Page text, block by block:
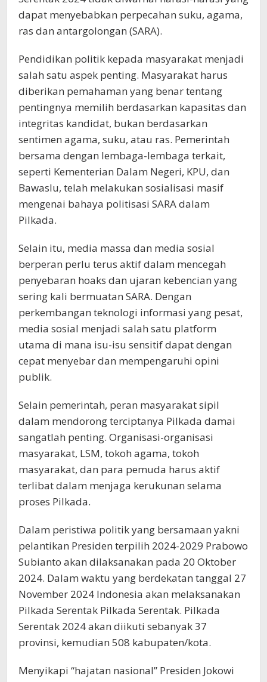
dapat menyebabkan perpecahan suku, agama,
ras dan antargolongan (SARA).
Pendidikan politik kepada masyarakat menjadi
salah satu aspek penting. Masyarakat harus
diberikan pemahaman yang benar tentang
pentingnya memilih berdasarkan kapasitas dan
integritas kandidat, bukan berdasarkan
sentimen agama, suku, atau ras. Pemerintah
bersama dengan lembaga-lembaga terkait,
seperti Kementerian Dalam Negeri, KPU, dan
Bawaslu, telah melakukan sosialisasi masif
mengenai bahaya politisasi SARA dalam
Pilkada.
Selain itu, media massa dan media sosial
berperan perlu terus aktif dalam mencegah
penyebaran hoaks dan ujaran kebencian yang
sering kali bermuatan SARA. Dengan
perkembangan teknologi informasi yang pesat,
media sosial menjadi salah satu platform
utama di mana isu-isu sensitif dapat dengan
cepat menyebar dan mempengaruhi opini
publik.
Selain pemerintah, peran masyarakat sipil
dalam mendorong terciptanya Pilkada damai
sangatlah penting. Organisasi-organisasi
masyarakat, LSM, tokoh agama, tokoh
masyarakat, dan para pemuda harus aktif
terlibat dalam menjaga kerukunan selama
proses Pilkada.
Dalam peristiwa politik yang bersamaan yakni
pelantikan Presiden terpilih 2024-2029 Prabowo
Subianto akan dilaksanakan pada 20 Oktober
2024. Dalam waktu yang berdekatan tanggal 27
November 2024 Indonesia akan melaksanakan
Pilkada Serentak Pilkada Serentak. Pilkada
Serentak 2024 akan diikuti sebanyak 37
provinsi, kemudian 508 kabupaten/kota.
Menyikapi “hajatan nasional” Presiden Jokowi